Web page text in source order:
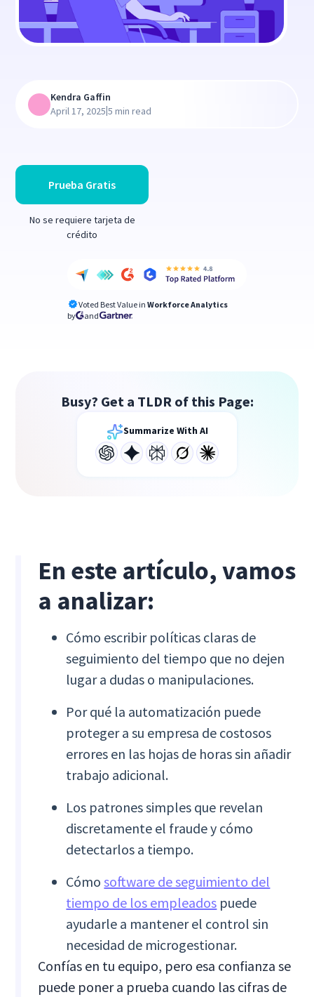
Prueba Gratis
No se requiere tarjeta de
crédito
Voted Best Value in Workforce Analytics
by
and
Kendra Gaffin
April 17, 2025|5 min read
Busy? Get a TLDR of this Page:
Summarize With AI
En este artículo, vamos
a analizar:
Cómo escribir políticas claras de
seguimiento del tiempo que no dejen
lugar a dudas o manipulaciones.
Por qué la automatización puede
proteger a su empresa de costosos
errores en las hojas de horas sin añadir
trabajo adicional.
Los patrones simples que revelan
discretamente el fraude y cómo
detectarlos a tiempo.
Cómosoftware de seguimiento del
tiempo de los empleados puede
ayudarle a mantener el control sin
necesidad de microgestionar.
Confías en tu equipo, pero esa confianza se
puede poner a prueba cuando las cifras de